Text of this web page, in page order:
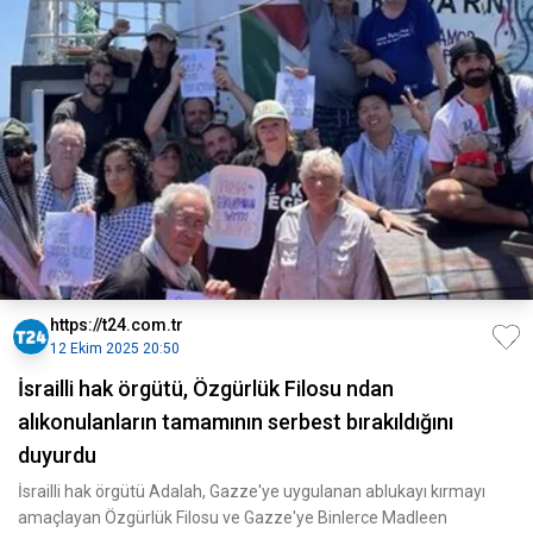
https://t24.com.tr
12 Ekim 2025 20:50
İsrailli hak örgütü, Özgürlük Filosu ndan
alıkonulanların tamamının serbest bırakıldığını
duyurdu
İsrailli hak örgütü Adalah, Gazze'ye uygulanan ablukayı kırmayı
amaçlayan Özgürlük Filosu ve Gazze'ye Binlerce Madleen